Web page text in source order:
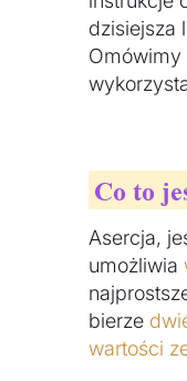
dzisiejsza
Omówimy
Co to
Asercja,
umożliwia
bierze
wartości